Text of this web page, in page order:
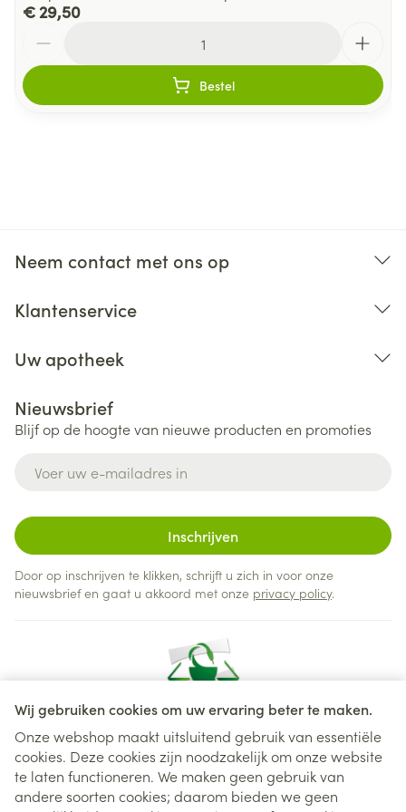
Wij gebruiken cookies om uw ervaring beter te maken.
Onze webshop maakt uitsluitend gebruik van essentiële
cookies. Deze cookies zijn noodzakelijk om onze website
te laten functioneren. We maken geen gebruik van
andere soorten cookies; daarom bieden we geen
€ 29,50
Bestel
Neem contact met ons op
Klantenservice
Uw apotheek
Nieuwsbrief
Blijf op de hoogte van nieuwe producten en promoties
Inschrijven
Door op inschrijven te klikken, schrijft u zich in voor onze
nieuwsbrief en gaat u akkoord met onze privacy policy.
Juridische links